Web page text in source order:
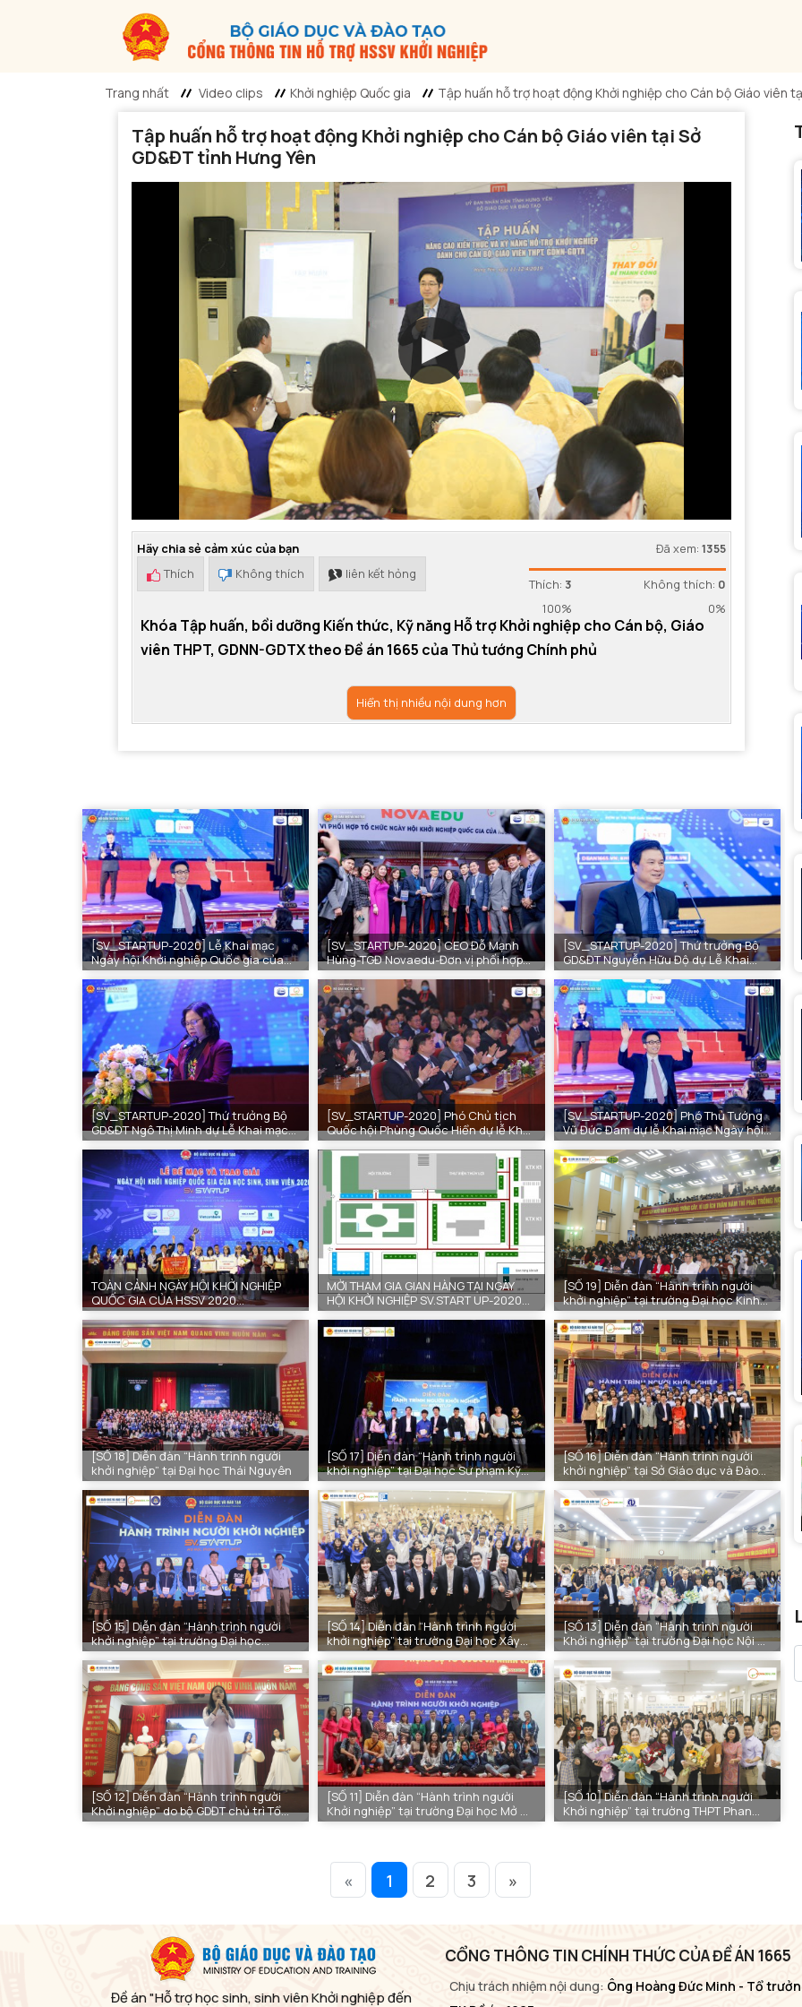
Trang nhất Video clips Khởi nghiệp Quốc gia Tập huấn hỗ trợ hoạt động Khởi nghiệp cho Cán bộ Giáo viên
Tập huấn hỗ trợ hoạt động Khởi nghiệp cho Cán bộ Giáo viên tại Sở
GD&ĐT tỉnh Hưng Yên
Hãy chia sẻ cảm xúc của bạn
Thích
Không thích liên kết hỏng
Đã xem: 1355
Thích: 3
100%
Không thích: 0
0%
Khóa Tập huấn, bồi dưỡng Kiến thức, Kỹ năng Hỗ trợ Khởi nghiệp cho Cán bộ, Giáo
viên THPT, GDNN-GDTX theo Đề án 1665 của Thủ tướng Chính phủ
Hiển thị nhiều nội dung hơn
[SV_STARTUP-2020] Lễ Khai mạc
Ngày hội Khởi nghiệp Quốc gia của
HSSV năm 2020
[SV_STARTUP-2020] CEO Đỗ Mạnh
Hùng-TGĐ Novaedu-Đơn vị phối hợp
tổ chức SV_STARTUP-2020 tại Ngày
hội
[SV_STARTUP-2020] Thứ trưởng Bộ
GD&ĐT Nguyễn Hữu Độ dự Lễ Khai
mạc SV_STARTUP-2020
[SV_STARTUP-2020] Thứ trưởng Bộ
GD&ĐT Ngô Thị Minh dự Lễ Khai mạc
SV_STARTUP-2020
[SV_STARTUP-2020] Phó Chủ tịch
Quốc hội Phùng Quốc Hiển dự lễ Khai
mạc SV_STARTUP-2020
[SV_STARTUP-2020] Phó Thủ Tướng
Vũ Đức Đam dự lễ Khai mạc Ngày hội
Khởi nghiệp Quốc gia của HSSV 2020
TOÀN CẢNH NGÀY HỘI KHỞI NGHIỆP
QUỐC GIA CỦA HSSV 2020
(SV_STARTUP-2020)
MỜI THAM GIA GIAN HÀNG TẠI NGÀY
HỘI KHỞI NGHIỆP SV.START UP-2020
TẠI ĐẠI HỌC THUỶ LỢI
[SỐ 19] Diễn đàn “Hành trình người
khởi nghiệp” tại trường Đại học Kinh
doanh và Công nghệ Hà Nội
[SỐ 18] Diễn đàn “Hành trình người
khởi nghiệp” tại Đại học Thái Nguyên
[SỐ 17] Diễn đàn “Hành trình người
khởi nghiệp” tại Đại học Sư phạm Kỹ
thuật Hưng Yên
[SỐ 16] Diễn đàn “Hành trình người
khởi nghiệp” tại Sở Giáo dục và Đào
tạo Hưng Yên
[SỐ 15] Diễn đàn “Hành trình người
khởi nghiệp” tại trường Đại học
Thương mại
[SỐ 14] Diễn đàn “Hành trình người
khởi nghiệp” tại trường Đại học Xây
Dựng
[SỐ 13] Diễn đàn “Hành trình người
Khởi nghiệp” tại trường Đại học Nội Vụ
Hà Nội
[SỐ 12] Diễn đàn “Hành trình người
Khởi nghiệp” do bộ GDĐT chủ trì Tổ
chức tại Sở Giáo dục Hải Phòng
[SỐ 11] Diễn đàn “Hành trình người
Khởi nghiệp” tại trường Đại học Mở Hà
Nội
[SỐ 10] Diễn đàn “Hành trình người
Khởi nghiệp” tại trường THPT Phan
Đình Phùng - Sở GD&ĐT Hà Nộ
« 1 2 3 »
Đề án "Hỗ trợ học sinh, sinh viên Khởi nghiệp đến
CỔNG THÔNG TIN CHÍNH THỨC CỦA ĐỀ ÁN 1665
Chịu trách nhiệm nội dung: Ông Hoàng Đức Minh - Tổ